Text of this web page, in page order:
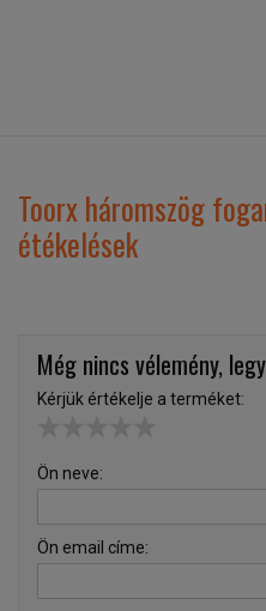
Toorx háromszög
étékelések
Még nincs vélemény,
Kérjük értékelje a terméket:
Ön neve:
Ön email címe: